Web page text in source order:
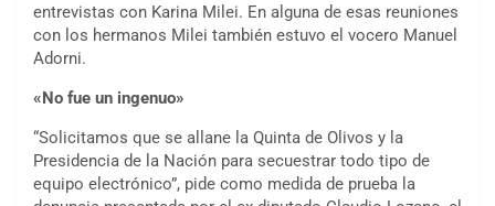
entrevistas con Karina Milei. En alguna de esas reuniones
con los hermanos Milei también estuvo el vocero Manuel
Adorni.
«No fue un ingenuo»
“Solicitamos que se allane la Quinta de Olivos y la
Presidencia de la Nación para secuestrar todo tipo de
equipo electrónico”, pide como medida de prueba la